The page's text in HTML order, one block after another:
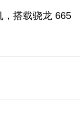
，搭载骁龙 665